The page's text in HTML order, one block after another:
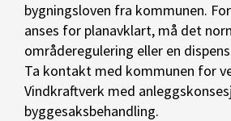
bygningsloven fra kommunen.
anses for planavklart, må det
områderegulering eller en
Ta kontakt med kommunen for
Vindkraftverk med
byggesaksbehandling.